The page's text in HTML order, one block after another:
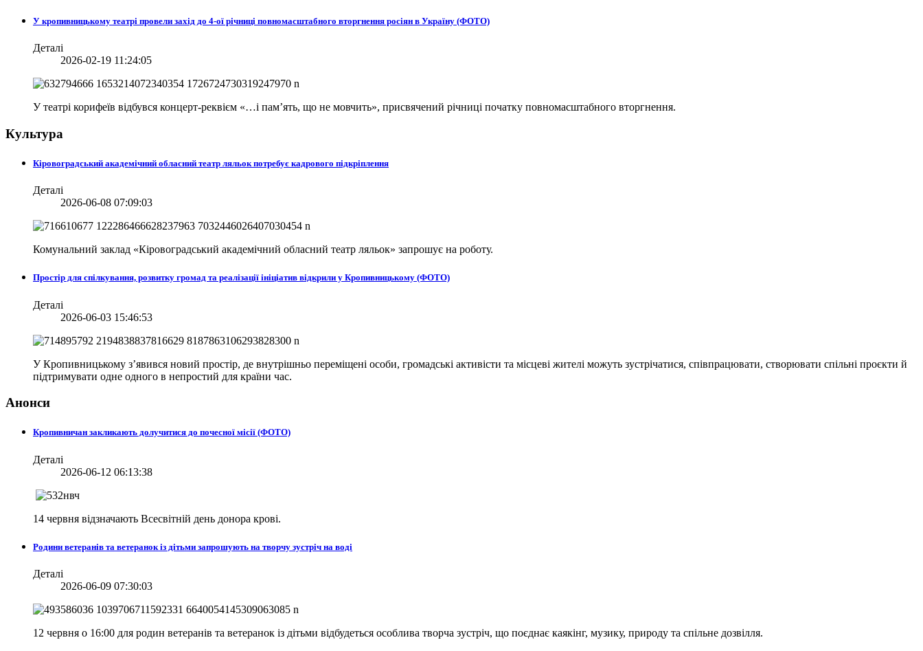
У кропивницькому театрі провели захід до 4-ої річниці повномасштабного вторгнення росіян в Україну (ФОТО)
Деталі
2026-02-19 11:24:05
У театрі корифеїв відбувся концерт-реквієм «…і пам’ять, що не мовчить», присвячений річниці початку повномасштабного вторгнення.
Культура
Кіровоградський академічний обласний театр ляльок потребує кадрового підкріплення
Деталі
2026-06-08 07:09:03
Комунальний заклад «Кіровоградський академічний обласний театр ляльок» запрошує на роботу.
Простір для спілкування, розвитку громад та реалізації ініціатив відкрили у Кропивницькому (ФОТО)
Деталі
2026-06-03 15:46:53
У Кропивницькому з’явився новий простір, де внутрішньо переміщені особи, громадські активісти та місцеві жителі можуть зустрічатися, співпрацювати, створювати спільні проєкти й
підтримувати одне одного в непростий для країни час.
Анонси
Кропивничан закликають долучитися до почесної місії (ФОТО)
Деталі
2026-06-12 06:13:38
14 червня відзначають Всесвітній день донора крові.
Родини ветеранів та ветеранок із дітьми запрошують на творчу зустріч на воді
Деталі
2026-06-09 07:30:03
12 червня о 16:00 для родин ветеранів та ветеранок із дітьми відбудеться особлива творча зустріч, що поєднає каякінг, музику, природу та спільне дозвілля.